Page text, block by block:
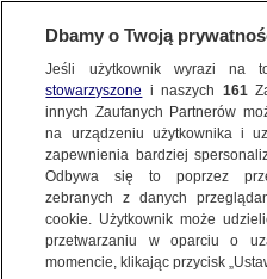
NAJNOWSZE
ZOBACZ FAKTY
FAKTY PO FAKTACH
Dzień
Jedno konto do
Dbamy o Twoją
Jeśli użytkownik wyrazi na
stowarzyszone i naszych 161
innych Zaufanych Partnerów
na urządzeniu użytkownika i
zapewnienia bardziej
Odbywa się to poprzez
zebranych z danych
cookie. Użytkownik może
przetwarzaniu w oparciu o
momencie, klikając przycisk